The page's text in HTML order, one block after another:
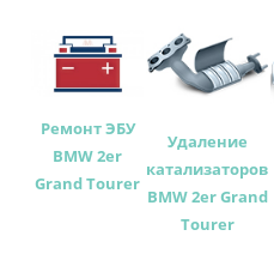
Ремонт ЭБУ
BMW 2er
Grand Tourer
Удаление
катализаторов
BMW 2er Grand
Tourer